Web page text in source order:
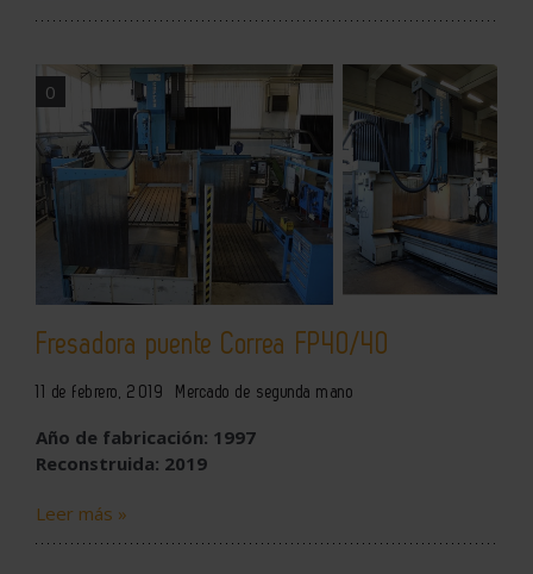
0
Fresadora puente Correa FP40/40
11 de febrero, 2019 Mercado de segunda mano
Año de fabricación: 1997
Reconstruida: 2019
Leer más »